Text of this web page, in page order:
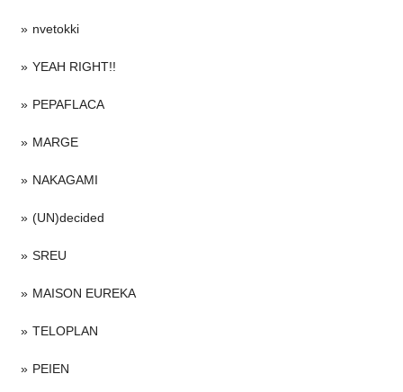
nvetokki
YEAH RIGHT!!
PEPAFLACA
MARGE
NAKAGAMI
(UN)decided
SREU
MAISON EUREKA
TELOPLAN
PEIEN